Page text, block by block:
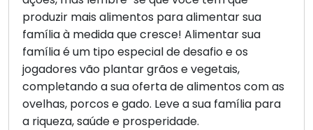
produzir mais alimentos para alimentar sua
família à medida que cresce! Alimentar sua
família é um tipo especial de desafio e os
jogadores vão plantar grãos e vegetais,
completando a sua oferta de alimentos com as
ovelhas, porcos e gado. Leve a sua família para
a riqueza, saúde e prosperidade.